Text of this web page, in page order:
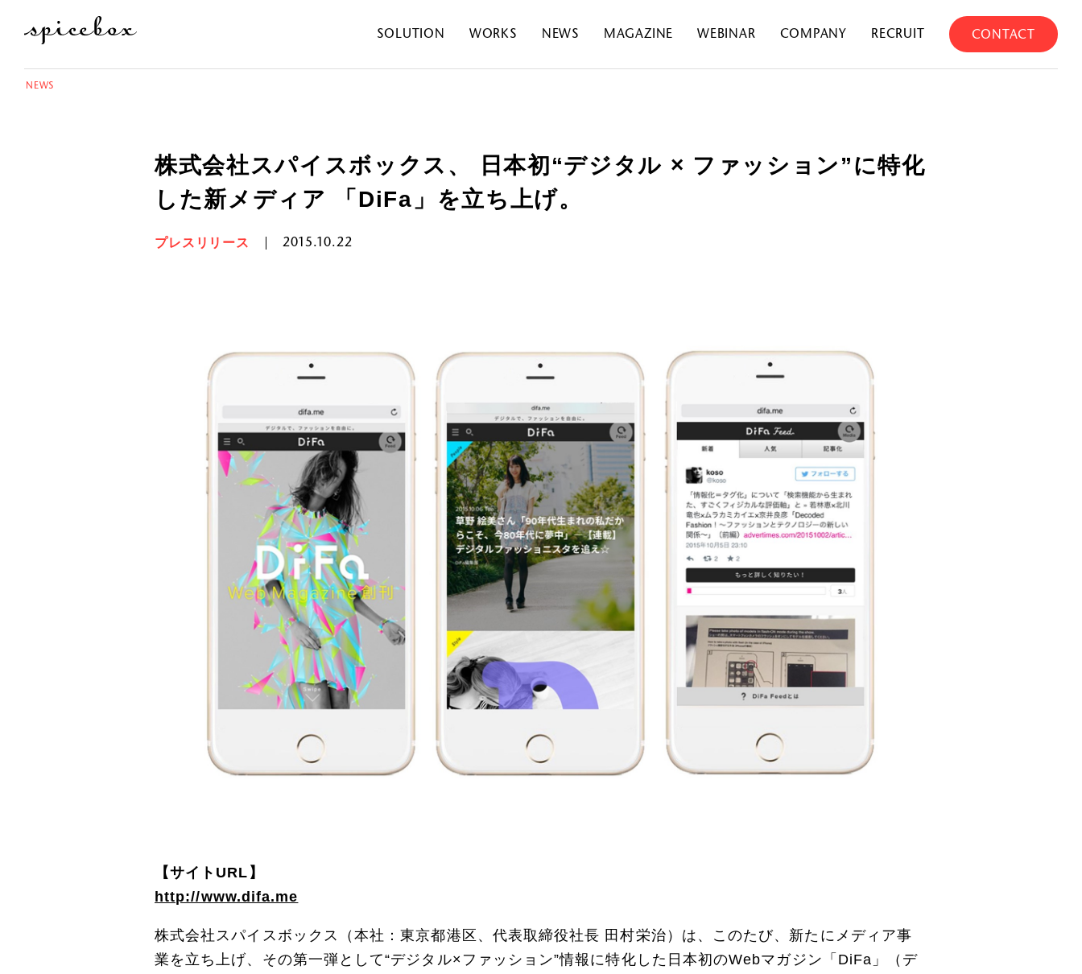
SOLUTION WORKS NEWS MAGAZINE WEBINAR COMPANY RECRUIT CONTACT
NEWS
株式会社スパイスボックス、 日本初“デジタル × ファッション”に特化
した新メディア 「DiFa」を立ち上げ。
プレスリリース 2015.10.22
【サイトURL】
http://www.difa.me
株式会社スパイスボックス（本社：東京都港区、代表取締役社長 田村栄治）は、このたび、新たにメディア事
業を立ち上げ、その第一弾として“デジタル×ファッション”情報に特化した日本初のWebマガジン「DiFa」（デ